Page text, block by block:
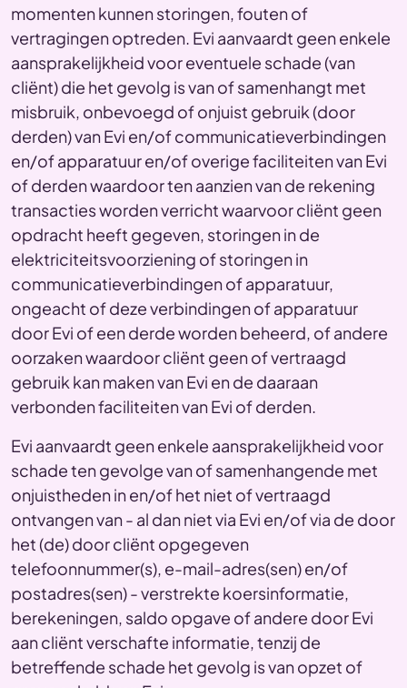
momenten kunnen storingen, fouten of
vertragingen optreden. Evi aanvaardt geen enkele
aansprakelijkheid voor eventuele schade (van
cliënt) die het gevolg is van of samenhangt met
misbruik, onbevoegd of onjuist gebruik (door
derden) van Evi en/of communicatieverbindingen
en/of apparatuur en/of overige faciliteiten van Evi
of derden waardoor ten aanzien van de rekening
transacties worden verricht waarvoor cliënt geen
opdracht heeft gegeven, storingen in de
elektriciteitsvoorziening of storingen in
communicatieverbindingen of apparatuur,
ongeacht of deze verbindingen of apparatuur
door Evi of een derde worden beheerd, of andere
oorzaken waardoor cliënt geen of vertraagd
gebruik kan maken van Evi en de daaraan
verbonden faciliteiten van Evi of derden.
Evi aanvaardt geen enkele aansprakelijkheid voor
schade ten gevolge van of samenhangende met
onjuistheden in en/of het niet of vertraagd
ontvangen van - al dan niet via Evi en/of via de door
het (de) door cliënt opgegeven
telefoonnummer(s), e-mail-adres(sen) en/of
postadres(sen) - verstrekte koersinformatie,
berekeningen, saldo opgave of andere door Evi
aan cliënt verschafte informatie, tenzij de
betreffende schade het gevolg is van opzet of